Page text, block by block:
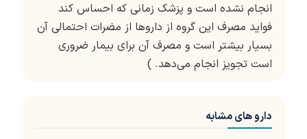
انجام نشده است و پزشک زمانی که احساس کند
فواید مصرف این گروه از داروها از مضرات احتمالی آن
بسیار بیشتر است و مصرف آن برای بیمار ضروری
است تجویز انجام می‌دهد. )
دارو های مشابه